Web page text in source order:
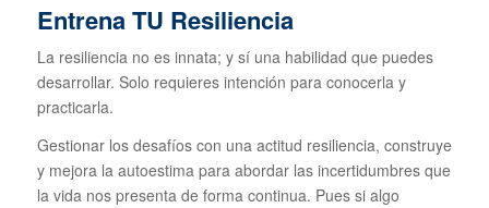
Entrena TU Resiliencia
La resiliencia no es innata; y sí una habilidad que puedes
desarrollar. Solo requieres intención para conocerla y
practicarla.
Gestionar los desafíos con una actitud resiliencia, construye
y mejora la autoestima para abordar las incertidumbres que
la vida nos presenta de forma continua. Pues si algo